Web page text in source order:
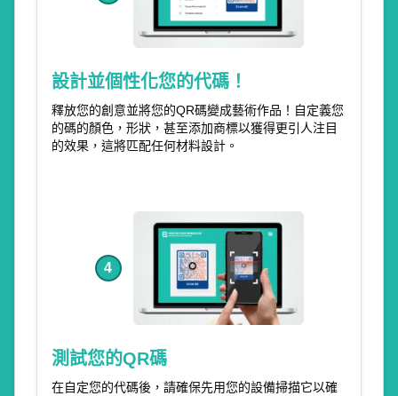
設計並個性化您的代碼！
釋放您的創意並將您的QR碼變成藝術作品！自定義您
的碼的顏色，形狀，甚至添加商標以獲得更引人注目
的效果，這將匹配任何材料設計。
4
測試您的QR碼
在自定您的代碼後，請確保先用您的設備掃描它以確